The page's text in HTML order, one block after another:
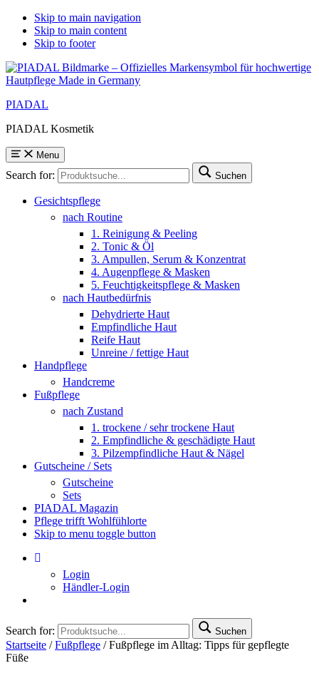
Skip to main navigation
Skip to main content
Skip to footer
PIADAL
PIADAL Kosmetik
Menu
Search for: Suchen
Gesichtspflege
nach Routine
1. Reinigung & Peeling
2. Tonic & Öl
3. Ampullen, Serum & Konzentrat
4. Augenpflege & Masken
5. Feuchtigkeitspflege & Masken
nach Hautbedürfnis
Dehydrierte Haut
Empfindliche Haut
Reife Haut
Unreine / fettige Haut
Handpflege
Handcreme
Fußpflege
nach Zustand
1. trockene / sehr trockene Haut
2. Empfindliche & geschädigte Haut
3. Pilzempfindliche Haut & Nägel
Gutscheine / Sets
Gutscheine
Sets
PIADAL Magazin
Pflege trifft Wohlfühlorte
Skip to menu toggle button
Login
Händler-Login
Search for: Suchen
Startseite /Fußpflege /Fußpflege im Alltag: Tipps für gepflegte
Füße